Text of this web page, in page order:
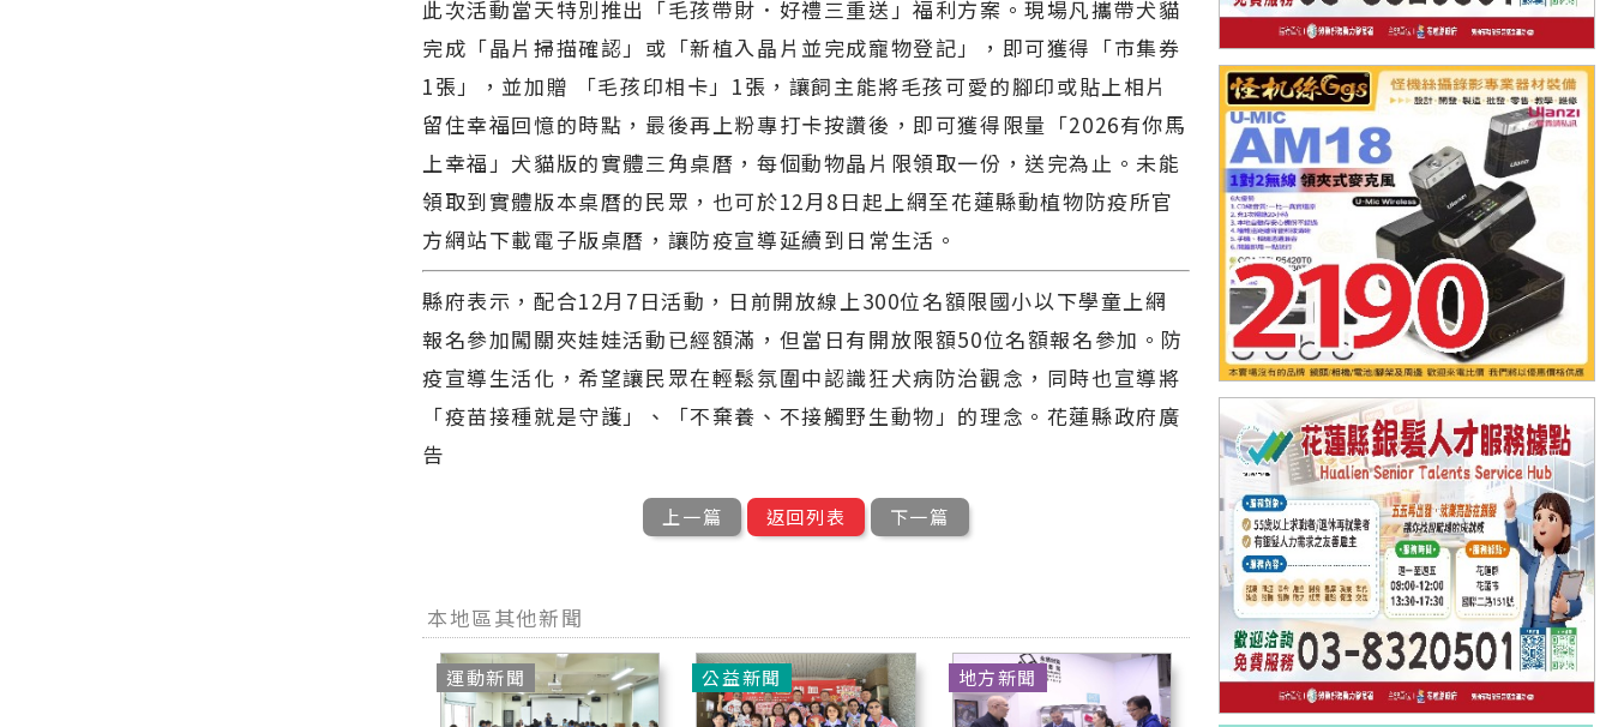
此次活動當天特別推出「毛孩帶財．好禮三重送」福利方案。現場凡攜帶犬貓
完成「晶片掃描確認」或「新植入晶片並完成寵物登記」，即可獲得「市集券
1張」，並加贈 「毛孩印相卡」1張，讓飼主能將毛孩可愛的腳印或貼上相片
留住幸福回憶的時點，最後再上粉專打卡按讚後，即可獲得限量「2026有你馬
上幸福」犬貓版的實體三角桌曆，每個動物晶片限領取一份，送完為止。未能
領取到實體版本桌曆的民眾，也可於12月8日起上網至花蓮縣動植物防疫所官
方網站下載電子版桌曆，讓防疫宣導延續到日常生活。
縣府表示，配合12月7日活動，日前開放線上300位名額限國小以下學童上網
報名參加闖關夾娃娃活動已經額滿，但當日有開放限額50位名額報名參加。防
疫宣導生活化，希望讓民眾在輕鬆氛圍中認識狂犬病防治觀念，同時也宣導將
「疫苗接種就是守護」、「不棄養、不接觸野生動物」的理念。花蓮縣政府廣
告
上一篇 返回列表 下一篇
本地區其他新聞
運動新聞 公益新聞 地方新聞